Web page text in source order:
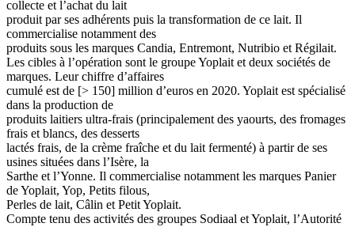
collecte et l’achat du lait
produit par ses adhérents puis la transformation de ce lait. Il
commercialise notamment des
produits sous les marques Candia, Entremont, Nutribio et Régilait.
Les cibles à l’opération sont le groupe Yoplait et deux sociétés de
marques. Leur chiffre d’affaires
cumulé est de [> 150] million d’euros en 2020. Yoplait est spécialisé
dans la production de
produits laitiers ultra-frais (principalement des yaourts, des fromages
frais et blancs, des desserts
lactés frais, de la crème fraîche et du lait fermenté) à partir de ses
usines situées dans l’Isère, la
Sarthe et l’Yonne. Il commercialise notamment les marques Panier
de Yoplait, Yop, Petits filous,
Perles de lait, Câlin et Petit Yoplait.
Compte tenu des activités des groupes Sodiaal et Yoplait, l’Autorité